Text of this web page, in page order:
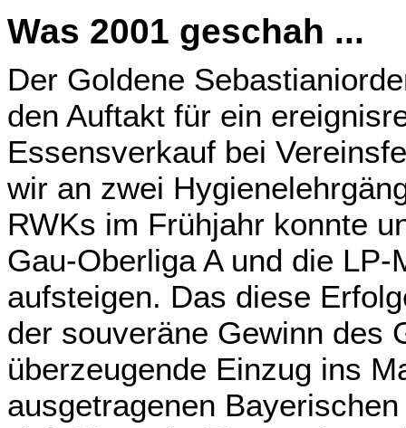
Was 2001 geschah ...
Der Goldene
den Auftakt für ein
Essensverkauf bei
wir an zwei
RWKs im Frühjahr konnte
Gau-Oberliga A und die
aufsteigen. Das diese
der souveräne Gewinn des
überzeugende Einzug ins
ausgetragenen